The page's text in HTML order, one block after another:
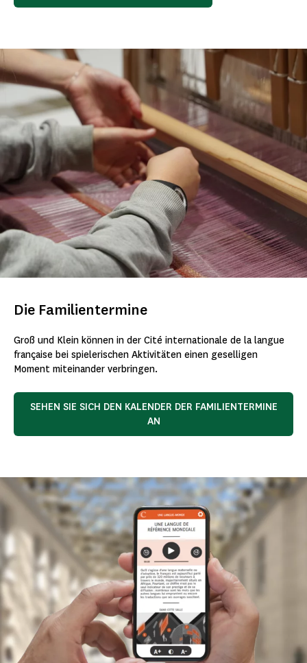
Die Familientermine
Groß und Klein können in der Cité internationale de la langue
française bei spielerischen Aktivitäten einen geselligen
Moment miteinander verbringen.
SEHEN SIE SICH DEN KALENDER DER FAMILIENTERMINE
AN